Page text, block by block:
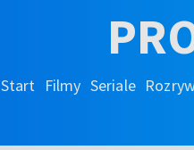
Start Filmy Seriale